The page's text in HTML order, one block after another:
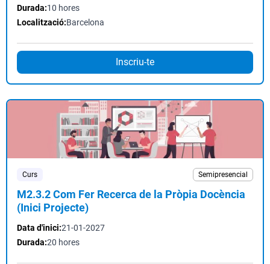
Durada:10 hores
Localització:Barcelona
Inscriu-te
Curs Semipresencial
M2.3.2 Com Fer Recerca de la Pròpia Docència
(Inici Projecte)
Data d'inici:21-01-2027
Durada:20 hores